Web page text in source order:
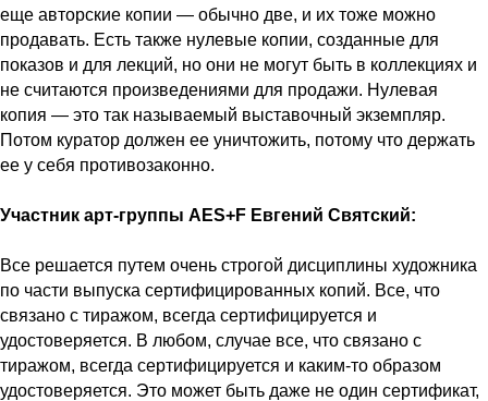
еще авторские копии — обычно две, и их тоже можно
продавать. Есть также нулевые копии, созданные для
показов и для лекций, но они не могут быть в коллекциях и
не считаются произведениями для продажи. Нулевая
копия — это так называемый выставочный экземпляр.
Потом куратор должен ее уничтожить, потому что держать
ее у себя противозаконно.
Участник арт-группы AES+F Евгений Святский:
Все решается путем очень строгой дисциплины художника
по части выпуска сертифицированных копий. Все, что
связано с тиражом, всегда сертифицируется и
удостоверяется. В любом, случае все, что связано с
тиражом, всегда сертифицируется и каким-то образом
удостоверяется. Это может быть даже не один сертификат,